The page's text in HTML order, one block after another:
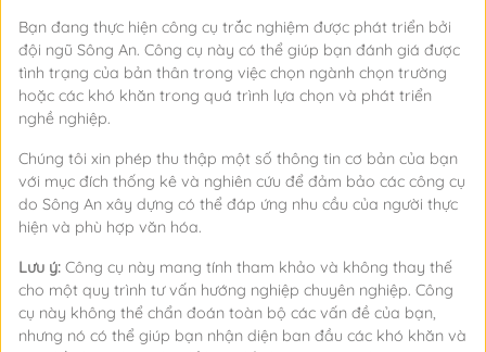
Bạn đang thực hiện công cụ trắc nghiệm được phát triển bởi
đội ngũ Sông An. Công cụ này có thể giúp bạn đánh giá được
tình trạng của bản thân trong việc chọn ngành chọn trường
hoặc các khó khăn trong quá trình lựa chọn và phát triển
nghề nghiệp.
Chúng tôi xin phép thu thập một số thông tin cơ bản của bạn
với mục đích thống kê và nghiên cứu để đảm bảo các công cụ
do Sông An xây dựng có thể đáp ứng nhu cầu của người thực
hiện và phù hợp văn hóa.
Lưu ý: Công cụ này mang tính tham khảo và không thay thế
cho một quy trình tư vấn hướng nghiệp chuyên nghiệp. Công
cụ này không thể chẩn đoán toàn bộ các vấn đề của bạn,
nhưng nó có thể giúp bạn nhận diện ban đầu các khó khăn và